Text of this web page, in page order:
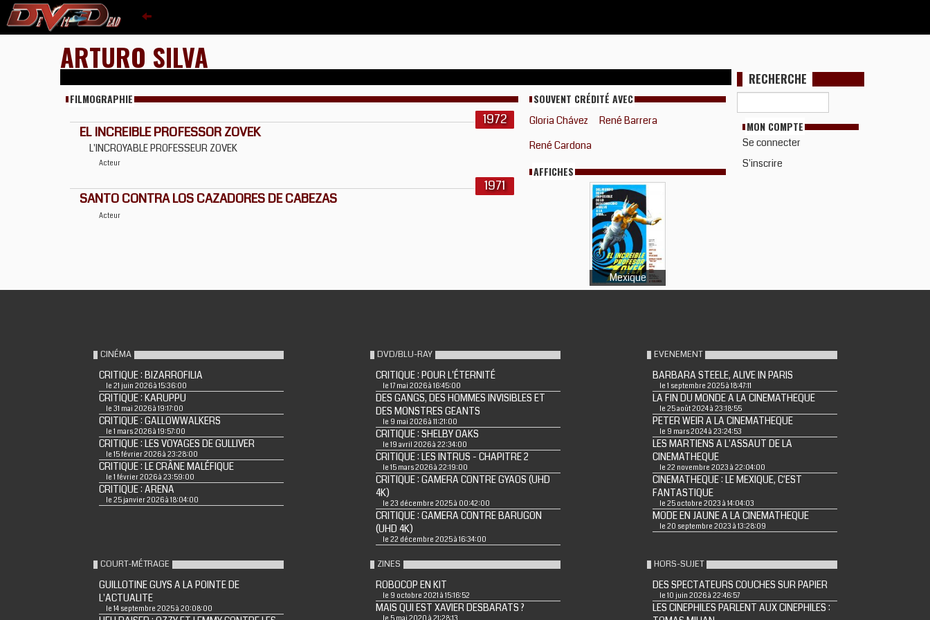
ARTURO SILVA
FILMOGRAPHIE
1972
EL INCREIBLE PROFESSOR ZOVEK
L'INCROYABLE PROFESSEUR ZOVEK
Acteur
1971
SANTO CONTRA LOS CAZADORES DE CABEZAS
Acteur
SOUVENT CRÉDITÉ AVEC
Gloria Chávez
René Barrera
René Cardona
AFFICHES
Mexique
RECHERCHE
MON COMPTE
Se connecter
S'inscrire
CINÉMA
CRITIQUE : BIZARROFILIA
le 21 juin 2026 à 15:36:00
CRITIQUE : KARUPPU
le 31 mai 2026 à 19:17:00
CRITIQUE : GALLOWWALKERS
le 1 mars 2026 à 19:57:00
CRITIQUE : LES VOYAGES DE GULLIVER
le 15 février 2026 à 23:28:00
CRITIQUE : LE CRÂNE MALÉFIQUE
le 1 février 2026 à 23:59:00
CRITIQUE : ARENA
le 25 janvier 2026 à 18:04:00
DVD/BLU-RAY
CRITIQUE : POUR L'ÉTERNITÉ
le 17 mai 2026 à 16:45:00
DES GANGS, DES HOMMES INVISIBLES ET
DES MONSTRES GEANTS
le 9 mai 2026 à 11:21:00
CRITIQUE : SHELBY OAKS
le 19 avril 2026 à 22:34:00
CRITIQUE : LES INTRUS - CHAPITRE 2
le 15 mars 2026 à 22:19:00
CRITIQUE : GAMERA CONTRE GYAOS (UHD
4K)
le 23 décembre 2025 à 00:42:00
CRITIQUE : GAMERA CONTRE BARUGON
(UHD 4K)
le 22 décembre 2025 à 16:34:00
EVENEMENT
BARBARA STEELE, ALIVE IN PARIS
le 1 septembre 2025 à 18:47:11
LA FIN DU MONDE A LA CINEMATHEQUE
le 25 août 2024 à 23:18:55
PETER WEIR A LA CINEMATHEQUE
le 9 mars 2024 à 23:24:53
LES MARTIENS A L'ASSAUT DE LA
CINEMATHEQUE
le 22 novembre 2023 à 22:04:00
CINEMATHEQUE : LE MEXIQUE, C'EST
FANTASTIQUE
le 25 octobre 2023 à 14:04:03
MODE EN JAUNE A LA CINEMATHEQUE
le 20 septembre 2023 à 13:28:09
COURT-MÉTRAGE
GUILLOTINE GUYS A LA POINTE DE
L'ACTUALITE
le 14 septembre 2025 à 20:08:00
ZINES
ROBOCOP EN KIT
le 9 octobre 2021 à 15:16:52
MAIS QUI EST XAVIER DESBARATS ?
HORS-SUJET
DES SPECTATEURS COUCHES SUR PAPIER
le 10 juin 2026 à 22:46:57
LES CINEPHILES PARLENT AUX CINEPHILES :